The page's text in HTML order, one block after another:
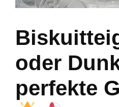
oder
perfekte